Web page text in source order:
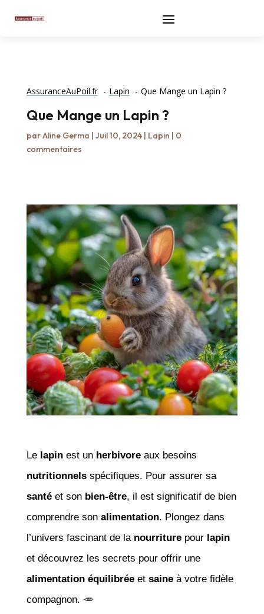
AssuranceAuPoil.fr Lapin Que Mange un Lapin ?
Que Mange un Lapin ?
parAline Germa | Juil 10, 2024| Lapin | 0
commentaires
Le lapinest un herbivoreaux besoins
nutritionnelsspécifiques. Pour assurer sa
santéet son bien-être, il est significatif de bien
comprendre son alimentation. Plongez dans
l’univers fascinant de la nourriturepour lapin
et découvrez les secrets pour offrir une
alimentation équilibréeet saineà votre fidèle
compagnon. 🥕